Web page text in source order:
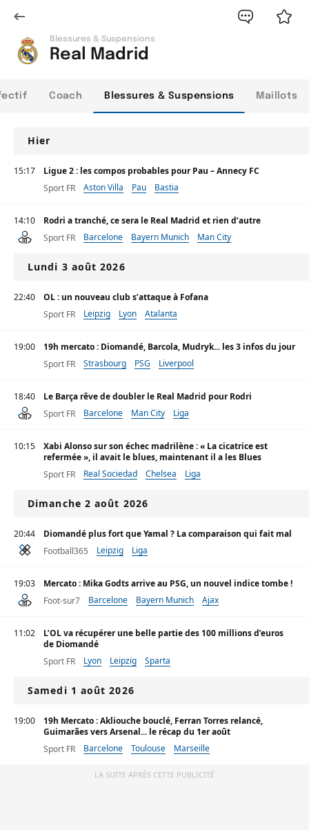
Blessures & Suspensions
Real Madrid
Coach Blessures & Suspensions Maillots
Hier
15:17
Ligue 2 : les compos probables pour Pau – Annecy FC
Sport FR
Aston Villa Pau Bastia
14:10
Rodri a tranché, ce sera le Real Madrid et rien d’autre
Sport FR
Barcelone Bayern Munich Man City
Lundi 3 août 2026
22:40
OL : un nouveau club s’attaque à Fofana
Sport FR
Leipzig Lyon Atalanta
19:00
19h mercato : Diomandé, Barcola, Mudryk... les 3 infos du jour
Sport FR
Strasbourg PSG Liverpool
18:40
Le Barça rêve de doubler le Real Madrid pour Rodri
Sport FR
Barcelone Man City Liga
10:15
Xabi Alonso sur son échec madrilène : « La cicatrice est
refermée », il avait le blues, maintenant il a les Blues
Sport FR
Real Sociedad Chelsea Liga
Dimanche 2 août 2026
20:44
Diomandé plus fort que Yamal ? La comparaison qui fait mal
Football365
Leipzig Liga
19:03
Mercato : Mika Godts arrive au PSG, un nouvel indice tombe !
Foot-sur7
Barcelone Bayern Munich Ajax
11:02
L’OL va récupérer une belle partie des 100 millions d’euros
de Diomandé
Sport FR
Lyon Leipzig Sparta
Samedi 1 août 2026
19:00
19h Mercato : Akliouche bouclé, Ferran Torres relancé,
Guimarães vers Arsenal... le récap du 1er août
Sport FR
Barcelone Toulouse Marseille
LA SUITE APRÈS CETTE PUBLICITÉ